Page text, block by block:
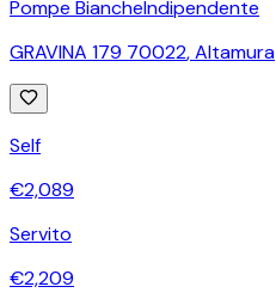
Pompe BiancheIndipendente
GRAVINA 179 70022,Altamura
Self
€2,089
Servito
€2,209